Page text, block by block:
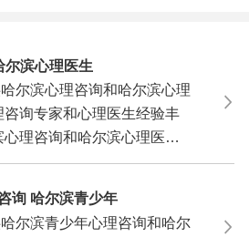
疗,哈尔滨最好的心理咨询,哈尔滨
里有心理医生,哈尔滨心理咨询哪
咨询/心理医生,哈尔滨青少年心理
,哈尔滨情感咨询
尔滨心理医生
尔滨心理咨询和哈尔滨心理
询专家和心理医生经验丰
理咨询和哈尔滨心理医生
询 哈尔滨青少年
年心理专家
尔滨青少年心理咨询和哈尔